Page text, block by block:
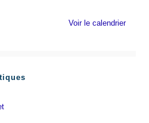
Voir le calendrier